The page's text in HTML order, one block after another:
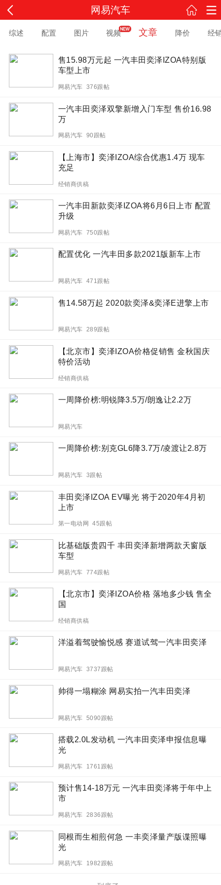
网易汽车
综述 配置 图片 视频 文章 降价 经
售15.98万元起 一汽丰田奕泽IZOA特别版
车型上市
网易汽车 376跟帖
一汽丰田奕泽双擎新增入门车型 售价16.98
万
网易汽车 90跟帖
【上海市】奕泽IZOA综合优惠1.4万 现车
充足
经销商供稿
一汽丰田新款奕泽IZOA将6月6日上市 配置
升级
网易汽车 750跟帖
配置优化 一汽丰田多款2021版新车上市
网易汽车 471跟帖
售14.58万起 2020款奕泽&奕泽E进擎上市
网易汽车 289跟帖
【北京市】奕泽IZOA价格促销售 金秋国庆
特价活动
经销商供稿
一周降价榜:明锐降3.5万/朗逸让2.2万
网易汽车
一周降价榜:别克GL6降3.7万/凌渡让2.8万
网易汽车 3跟帖
丰田奕泽IZOA EV曝光 将于2020年4月初
上市
第一电动网 45跟帖
比基础版贵四千 丰田奕泽新增两款天窗版
车型
网易汽车 774跟帖
【北京市】奕泽IZOA价格 落地多少钱 售全
国
经销商供稿
洋溢着驾驶愉悦感 赛道试驾一汽丰田奕泽
网易汽车 3737跟帖
帅得一塌糊涂 网易实拍一汽丰田奕泽
网易汽车 5090跟帖
搭载2.0L发动机 一汽丰田奕泽申报信息曝
光
网易汽车 1761跟帖
预计售14-18万元 一汽丰田奕泽将于年中上
市
网易汽车 2836跟帖
同根而生相煎何急 一丰奕泽量产版谍照曝
光
网易汽车 1982跟帖